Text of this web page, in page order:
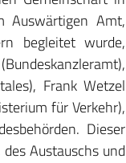
Auswärtigen Amt,
begleitet wurde,
Frank Wetzel
für Verkehr),
Dieser
Austauschs und